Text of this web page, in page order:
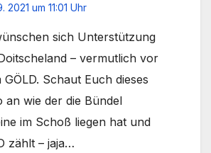
2021 um 11:01 Uhr
sich Unterstützung
– vermutlich vor
GÖLD. Schaut Euch dieses
an wie der die Bündel
im Schoß liegen hat und
zählt – jaja…